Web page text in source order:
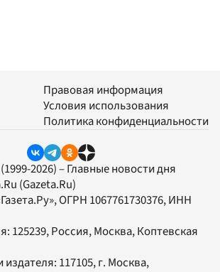
Правовая информация
Условия использования
Политика конфиденциальности
2026) – Главные новости дня
(Gazeta.Ru)
, ОГРН 1067761730376, ИНН
125239, Россия, Москва, Коптевская
издателя: 117105, г. Москва,